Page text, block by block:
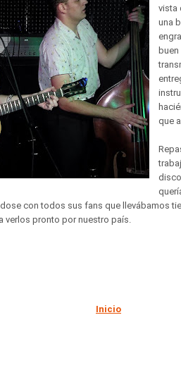
vista
una
que
con todos sus fans que llevábamos
verlos pronto por nuestro país.
Inicio